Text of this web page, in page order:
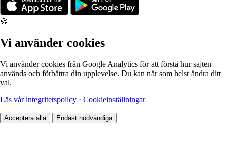
🍪
Vi använder cookies
Vi använder cookies från Google Analytics för att förstå hur sajten
används och förbättra din upplevelse. Du kan när som helst ändra ditt
val.
Läs vår integritetspolicy · Cookieinställningar
Acceptera alla Endast nödvändiga